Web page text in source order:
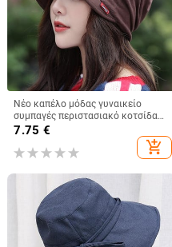
Νέο καπέλο μόδας γυναικείο
συμπαγές περιστασιακό κοτσίδα
Ινδίας καπέλο μουσουλμανικό
βολάν Cancer Chemo καπέλο
Beanie Κασκόλ τουρμπάνι Καπάκι
7.75 €
add_shopping_cart